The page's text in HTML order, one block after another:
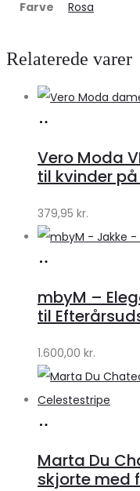
Farve Rosa
Relaterede varer
Klædeskabet.dk
Vero Moda
til kvinder
379,95 kr.
Lykke
Lykke
mbyM –
til
1.600,00 kr.
Klædeskabet.dk
Marta Du
skjorte med